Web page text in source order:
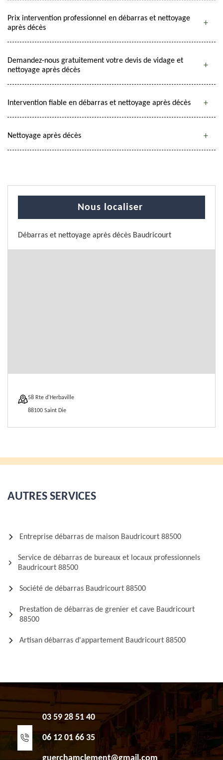
Prix intervention professionnel en débarras et nettoyage
après décès
Demandez-nous gratuitement votre devis de vidage et
nettoyage après décès
Intervention fiable en débarras et nettoyage après décès
Nettoyage après décès
Nous localiser
Débarras et nettoyage après décès Baudricourt
58 Rte d'Herbaville
88100 Saint Die
AUTRES SERVICES
Entreprise débarras de maison Baudricourt 88500
Service de débarras de bureaux et locaux professionnels
Baudricourt 88500
Société de débarras Baudricourt 88500
Prestation de débarras de grenier et cave Baudricourt
88500
Artisan débarras d'appartement Baudricourt 88500
03 59 28 51 40
06 12 01 66 35